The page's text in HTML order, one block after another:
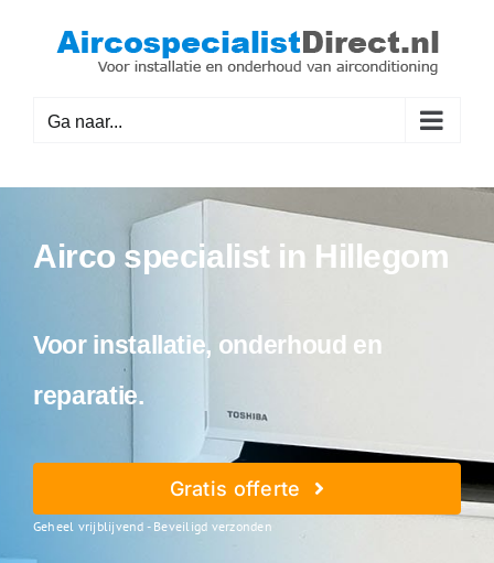
Ga naar...
Airco specialist in Hillegom
Voor installatie, onderhoud en
reparatie.
Gratis offerte
Geheel vrijblijvend - Beveiligd verzonden